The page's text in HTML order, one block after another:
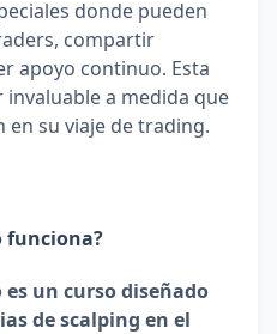
donde pueden
compartir
apoyo continuo. Esta
a medida que
en su viaje de trading.
funciona?
es un curso diseñado
de scalping en el